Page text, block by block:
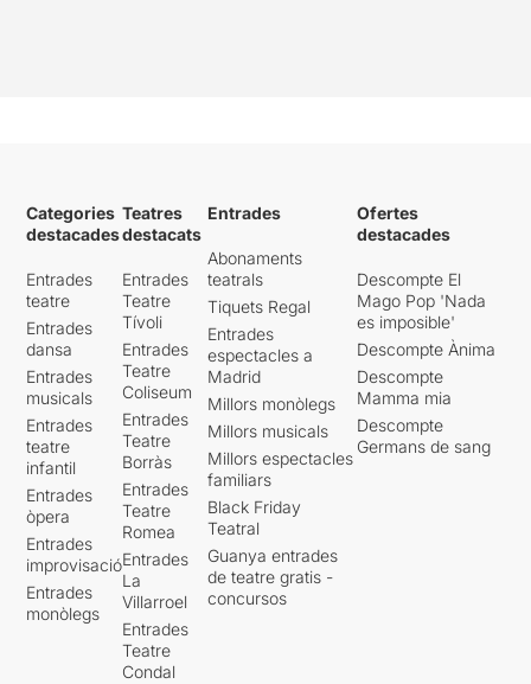
Categories
destacades
Entrades
teatre
Entrades
dansa
Entrades
musicals
Entrades
teatre
infantil
Entrades
òpera
Entrades
improvisació
Entrades
monòlegs
Teatres
destacats
Entrades
Teatre
Tívoli
Entrades
Teatre
Coliseum
Entrades
Teatre
Borràs
Entrades
Teatre
Romea
Entrades
La
Villarroel
Entrades
Teatre
Condal
Entrades
Abonaments
teatrals
Tiquets Regal
Entrades
espectacles a
Madrid
Millors monòlegs
Millors musicals
Millors espectacles
familiars
Black Friday
Teatral
Guanya entrades
de teatre gratis -
concursos
Ofertes
destacades
Descompte El
Mago Pop 'Nada
es imposible'
Descompte Ànima
Descompte
Mamma mia
Descompte
Germans de sang